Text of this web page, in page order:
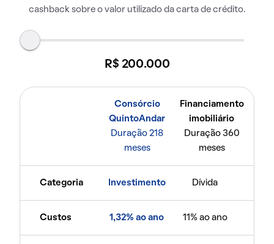
cashback sobre o valor utilizado da carta de crédito.
R$ 200.000
Consórcio
QuintoAndar
Duração 218
meses
Financiamento
imobiliário
Duração 360
meses
Categoria Investimento Dívida
Custos 1,32% ao ano 11% ao ano